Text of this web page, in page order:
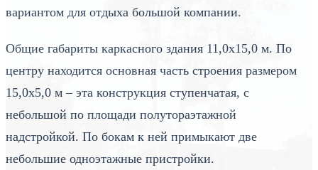
вариантом для отдыха большой компании.
Общие габариты каркасного здания 11,0х15,0 м. По
центру находится основная часть строения размером
15,0х5,0 м – эта конструкция ступенчатая, с
небольшой по площади полутораэтажной
надстройкой. По бокам к ней примыкают две
небольшие одноэтажные пристройки.